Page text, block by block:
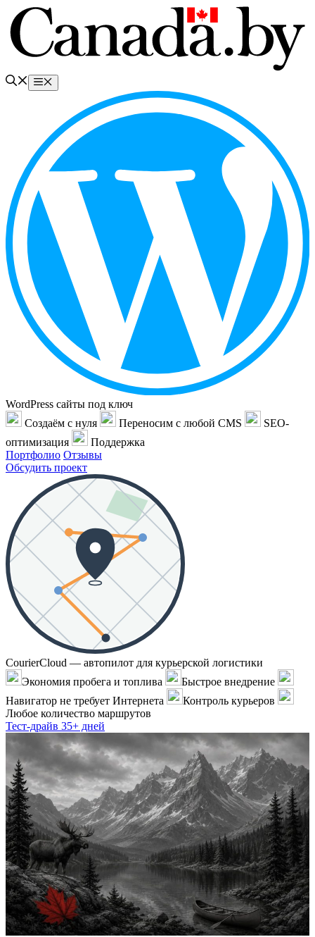
Перейти
содержимому
Меню
WordPress сайты под ключ
Создаём с нуля
Переносим с любой CMS
SEO-
оптимизация
Поддержка
Портфолио Отзывы
Обсудить проект
CourierCloud — автопилот для курьерской логистики
Экономия пробега и топлива
Быстрое внедрение
Навигатор не требует Интернета
Контроль курьеров
Любое количество маршрутов
Тест-драйв 35+ дней